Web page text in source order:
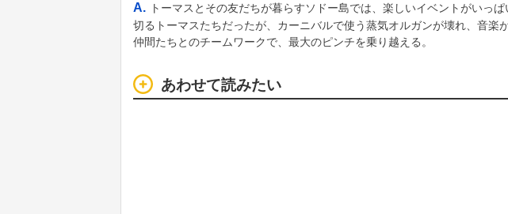
A.
トーマスとその友だちが暮らすソドー島では、楽しいイベントがいっ
切るトーマスたちだったが、カーニバルで使う蒸気オルガンが壊れ、音楽
仲間たちとのチームワークで、最大のピンチを乗り越える。
あわせて読みたい